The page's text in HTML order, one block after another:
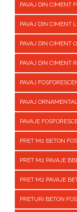
PAVAJ DIN CIMENT
PAVAJ DIN CIMENT
PAVAJ DIN CIMENT
PAVAJ DIN CIMENT
PAVAJ
PAVAJ
PAVAJE
PRET M2 BETON
PRET M2 PAVAJE
PRET M2 PAVAJE
PRETURI BETON